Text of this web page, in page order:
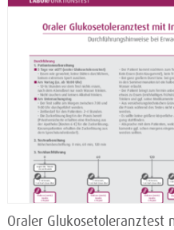
Oraler Glukosetoleranztest